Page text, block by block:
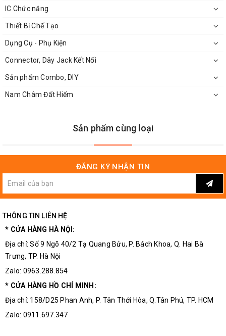
IC Chức năng
Thiết Bị Chế Tạo
Dụng Cụ - Phụ Kiện
Connector, Dây Jack Kết Nối
Sản phẩm Combo, DIY
Nam Châm Đất Hiếm
Sản phẩm cùng loại
ĐĂNG KÝ NHẬN TIN
THÔNG TIN LIÊN HỆ
* CỬA HÀNG HÀ NỘI:
Địa chỉ: Số 9 Ngõ 40/2 Tạ Quang Bửu, P. Bách Khoa, Q. Hai Bà
Trưng, TP. Hà Nội
Zalo: 0963.288.854
* CỬA HÀNG HỒ CHÍ MINH:
Địa chỉ: 158/D25 Phan Anh, P. Tân Thới Hòa, Q.Tân Phú, TP. HCM
Zalo: 0911.697.347